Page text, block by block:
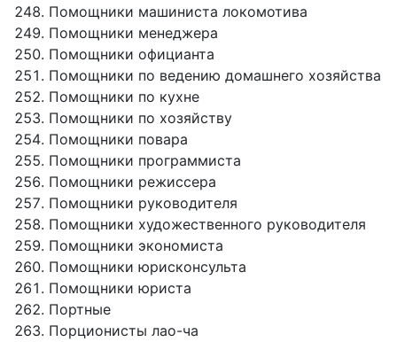
Помощники машиниста локомотива
Помощники менеджера
Помощники официанта
Помощники по ведению домашнего хозяйства
Помощники по кухне
Помощники по хозяйству
Помощники повара
Помощники программиста
Помощники режиссера
Помощники руководителя
Помощники художественного руководителя
Помощники экономиста
Помощники юрисконсульта
Помощники юриста
Портные
Порционисты лао-ча